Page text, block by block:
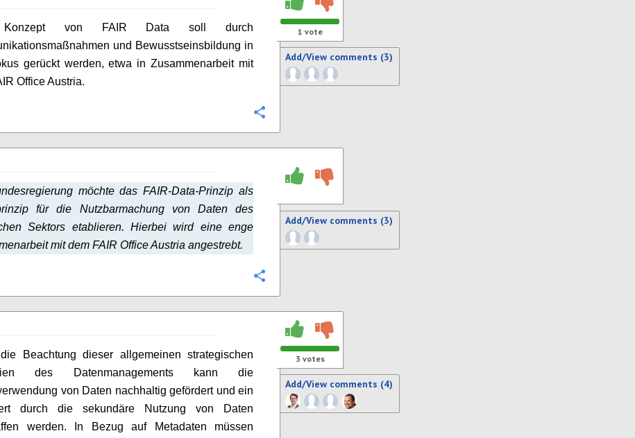
von FAIR Data soll durch
und Bewusstseinsbildung in
gerückt werden, etwa in Zusammenarbeit mit
Office Austria.
1 vote
Add/View comments (3)
möchte das FAIR-Data-Prinzip als
für die Nutzbarmachung von Daten des
Sektors etablieren. Hierbei wird eine enge
mit dem FAIR Office Austria angestrebt.
Add/View comments (3)
Beachtung dieser allgemeinen strategischen
des Datenmanagements kann die
von Daten nachhaltig gefördert und ein
durch die sekundäre Nutzung von Daten
werden. In Bezug auf Metadaten müssen
3 votes
Add/View comments (4)